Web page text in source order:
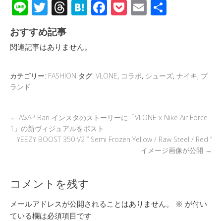
Li
n
e
T
wi
tt
er
T
hr
e
a
d
H
at
a
F
ac
o
P
o
E
m
おすすめ記事
関連記事はありません。
カテゴリー: FASHION タグ: VLONE, コラボ, シューズ, ナイキ, ブ
ランド
← A$AP Bari インスタのストーリーに「VLONE x Nike Air Force
1」の新ヴィジュアルをポスト
YEEZY BOOST 350 V2 ” Semi Frozen Yellow / Raw Steel / Red ”
イメージ画像が公開 →
コメントを残す
メールアドレスが公開されることはありません。 ※ が付い
ている欄は必須項目です